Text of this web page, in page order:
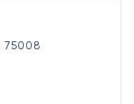
75008